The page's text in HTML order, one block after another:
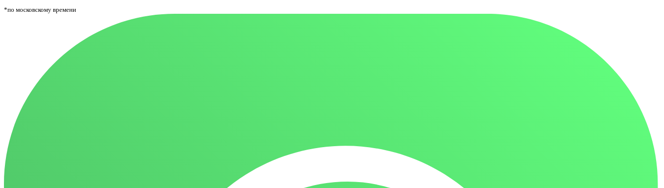
*по московскому времени